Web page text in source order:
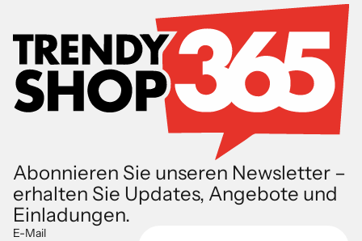
Abonnieren Sie unseren Newsletter –
erhalten Sie Updates, Angebote und
Einladungen.
E-Mail